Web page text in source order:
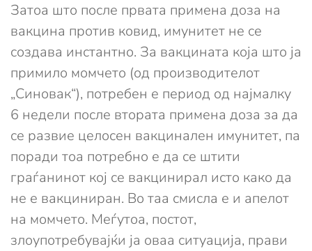
Затоа што после првата примена доза на
вакцина против ковид, имунитет не се
создава инстантно. За вакцината која што ја
примило момчето (од производителот
„Синовак“), потребен е период од најмалку
6 недели после втората примена доза за да
се развие целосен вакцинален имунитет, па
поради тоа потребно е да се штити
граѓанинот кој се вакцинирал исто како да
не е вакциниран. Во таа смисла е и апелот
на момчето. Меѓутоа, постот,
злоупотребувајќи ја оваа ситуација, прави